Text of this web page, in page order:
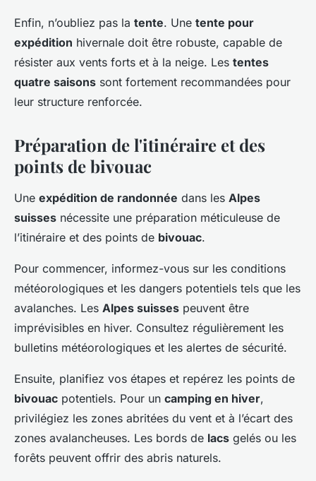
Enfin, n’oubliez pas la tente. Une tente pour
expédition hivernale doit être robuste, capable de
résister aux vents forts et à la neige. Les tentes
quatre saisons sont fortement recommandées pour
leur structure renforcée.
Préparation de l'itinéraire et des
points de bivouac
Une expédition de randonnée dans les Alpes
suisses nécessite une préparation méticuleuse de
l’itinéraire et des points de bivouac.
Pour commencer, informez-vous sur les conditions
météorologiques et les dangers potentiels tels que les
avalanches. Les Alpes suisses peuvent être
imprévisibles en hiver. Consultez régulièrement les
bulletins météorologiques et les alertes de sécurité.
Ensuite, planifiez vos étapes et repérez les points de
bivouac potentiels. Pour un camping en hiver,
privilégiez les zones abritées du vent et à l’écart des
zones avalancheuses. Les bords de lacs gelés ou les
forêts peuvent offrir des abris naturels.